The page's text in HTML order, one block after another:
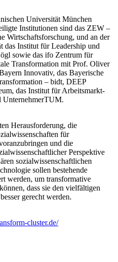
Universität München
Institutionen sind das ZEW –
Wirtschaftsforschung, und an der
Institut für Leadership und
sowie das ifo Zentrum für
Transformation mit Prof. Oliver
Innovativ, das Bayerische
– bidt, DEEP
das Institut für Arbeitsmarkt-
UnternehmerTUM.
Herausforderung, die
für
und die
Perspektive
sozialwissenschaftlichen
sollen bestehende
werden, um transformative
dass sie den vielfältigen
gerecht werden.
cluster.de/